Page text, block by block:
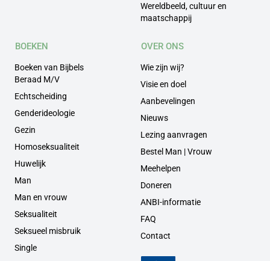
Wereldbeeld, cultuur en
maatschappij
BOEKEN
Boeken van Bijbels
Beraad M/V
Echtscheiding
Genderideologie
Gezin
Homoseksualiteit
Huwelijk
Man
Man en vrouw
Seksualiteit
Seksueel misbruik
Single
OVER ONS
Wie zijn wij?
Visie en doel
Aanbevelingen
Nieuws
Lezing aanvragen
Bestel Man | Vrouw
Meehelpen
Doneren
ANBI-informatie
FAQ
Contact